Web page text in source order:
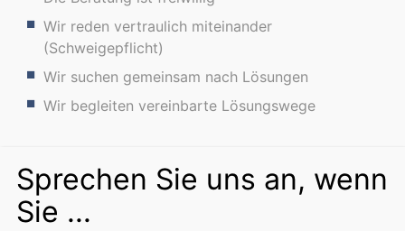
Wir reden vertraulich miteinander
(Schweigepflicht)
Wir suchen gemeinsam nach Lösungen
Wir begleiten vereinbarte Lösungswege
Sprechen Sie uns an, wenn
Sie ...